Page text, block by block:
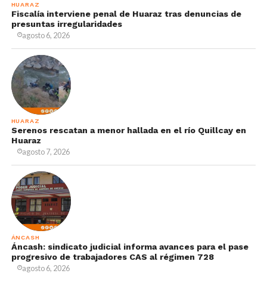
HUARAZ
Fiscalía interviene penal de Huaraz tras denuncias de
presuntas irregularidades
agosto 6, 2026
HUARAZ
Serenos rescatan a menor hallada en el río Quillcay en
Huaraz
agosto 7, 2026
ÁNCASH
Áncash: sindicato judicial informa avances para el pase
progresivo de trabajadores CAS al régimen 728
agosto 6, 2026